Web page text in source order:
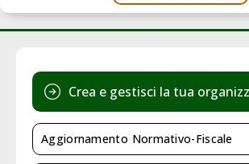
Crea e gestisci la tua
Aggiornamento Normativo-Fiscale